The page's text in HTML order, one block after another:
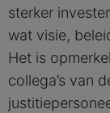
sterker
wat visie,
Het is
collega’s van